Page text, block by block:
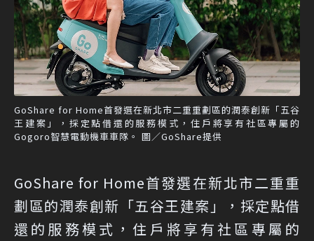
GoShare for Home首發選在新北市二重重劃區的潤泰創新「五谷
王建案」，採定點借還的服務模式，住戶將享有社區專屬的
Gogoro智慧電動機車車隊。 圖／GoShare提供
GoShare for Home首發選在新北市二重重
劃區的潤泰創新「五谷王建案」，採定點借
還的服務模式，住戶將享有社區專屬的